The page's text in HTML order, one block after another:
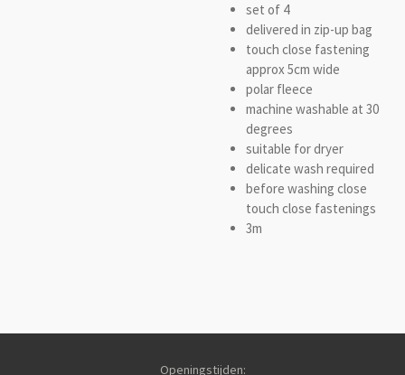
set of 4
delivered in zip-up bag
touch close fastening
approx 5cm wide
polar fleece
machine washable at 30
degrees
suitable for dryer
delicate wash required
before washing close
touch close fastenings
3m
Openingstijden: